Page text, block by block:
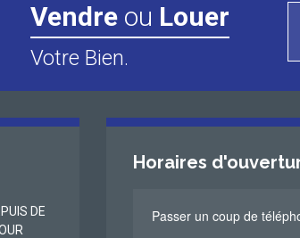
Vendre ou Louer
Votre Bien.
DE
Horaires
Passer un coup de